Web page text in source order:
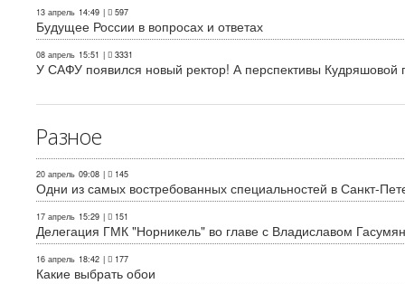
13 апрель 14:49 | 597
Будущее России в вопросах и ответах
08 апрель 15:51 | 3331
У САФУ появился новый ректор! А перспективы Кудряшовой
Разное
20 апрель 09:08 | 145
Одни из самых востребованных специальностей в Санкт-
17 апрель 15:29 | 151
Делегация ГМК "Норникель" во главе с Владиславом
16 апрель 18:42 | 177
Какие выбрать обои